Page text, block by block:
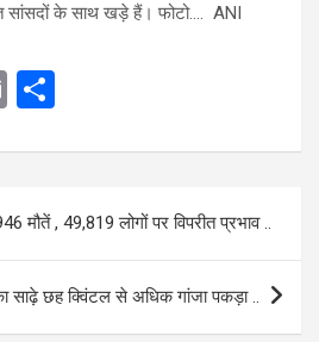
सांसदों के साथ खड़े हैं। फोटो…. ANI
E
ail ar
e
मौतें , 49,819 लोगों पर विपरीत प्रभाव ..
साढ़े छह क्विंटल से अधिक गांजा पकड़ा ..